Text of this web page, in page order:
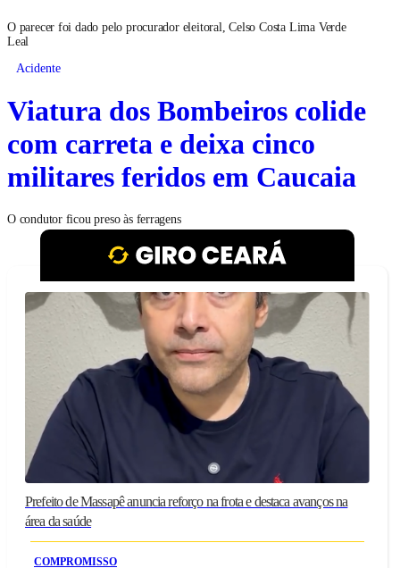
O parecer foi dado pelo procurador eleitoral, Celso Costa Lima Verde
Leal
Acidente
Viatura dos Bombeiros colide
com carreta e deixa cinco
militares feridos em Caucaia
O condutor ficou preso às ferragens
Prefeito de Massapê anuncia reforço na frota e destaca avanços na
área da saúde
COMPROMISSO